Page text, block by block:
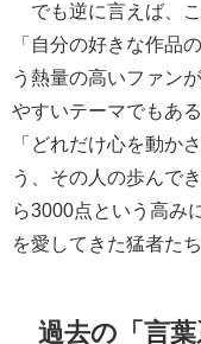
でも逆に言えば、こ
「自分の好きな作品
う熱量の高いファン
やすいテーマでもあ
「どれだけ心を動か
う、その人の歩んで
ら3000点という高み
を愛してきた猛者た
過去の「言